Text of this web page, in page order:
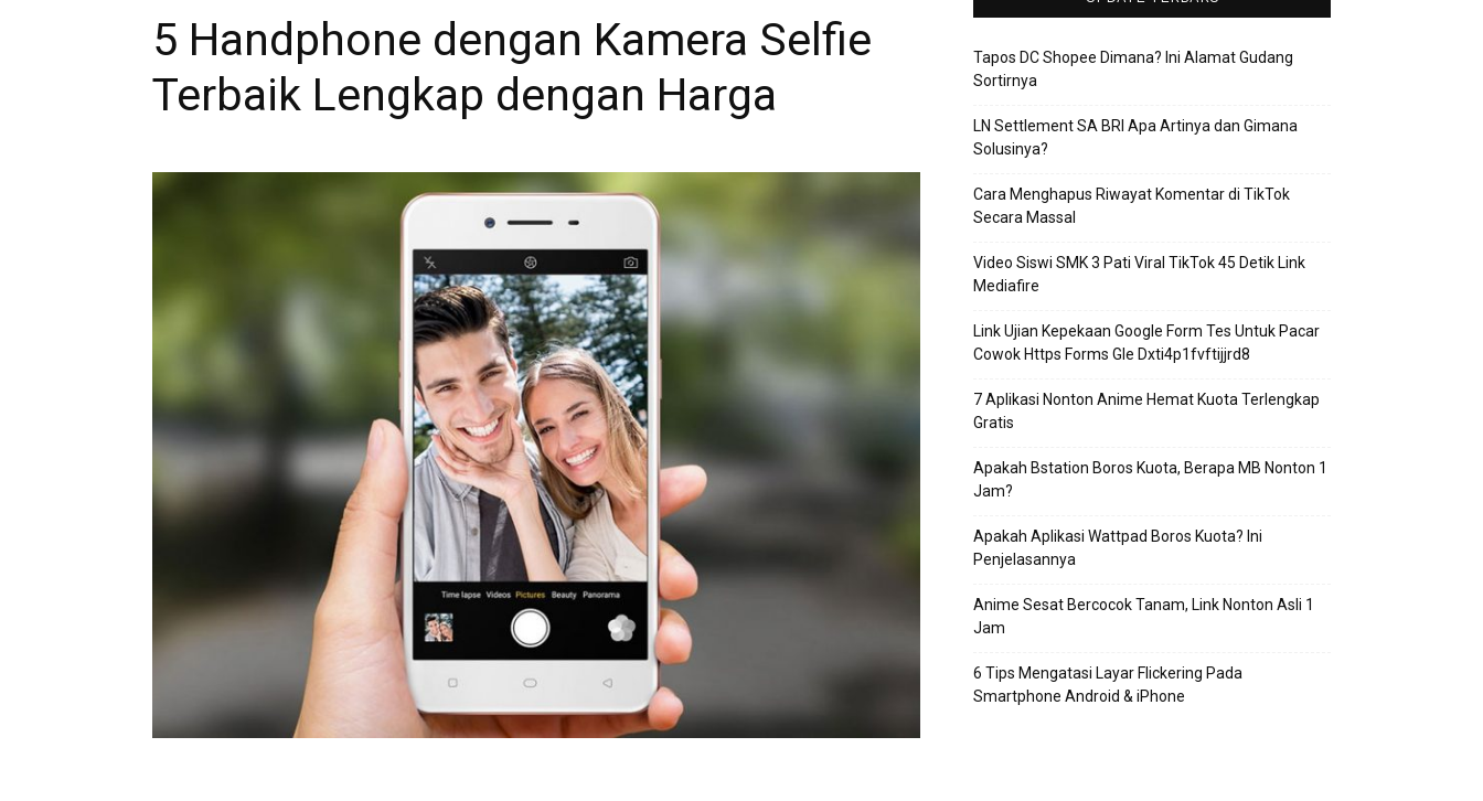
5 Handphone dengan Kamera Selfie
Terbaik Lengkap dengan Harga
Tapos DC Shopee Dimana? Ini Alamat Gudang
Sortirnya
LN Settlement SA BRI Apa Artinya dan Gimana
Solusinya?
Cara Menghapus Riwayat Komentar di TikTok
Secara Massal
Video Siswi SMK 3 Pati Viral TikTok 45 Detik Link
Mediafire
Link Ujian Kepekaan Google Form Tes Untuk Pacar
Cowok Https Forms Gle Dxti4p1fvftijjrd8
7 Aplikasi Nonton Anime Hemat Kuota Terlengkap
Gratis
Apakah Bstation Boros Kuota, Berapa MB Nonton 1
Jam?
Apakah Aplikasi Wattpad Boros Kuota? Ini
Penjelasannya
Anime Sesat Bercocok Tanam, Link Nonton Asli 1
Jam
6 Tips Mengatasi Layar Flickering Pada
Smartphone Android & iPhone